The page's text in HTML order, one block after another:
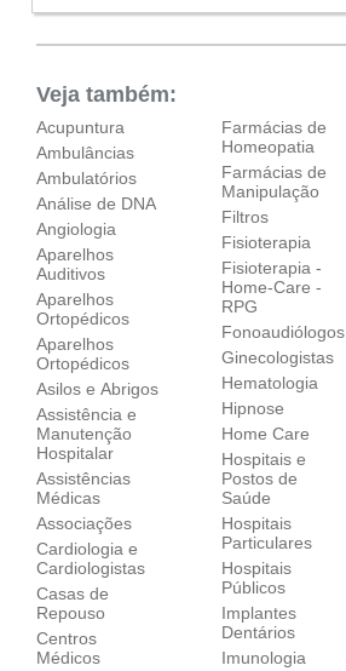
Veja também:
Acupuntura
Ambulâncias
Ambulatórios
Análise de DNA
Angiologia
Aparelhos
Auditivos
Aparelhos
Ortopédicos‎
Aparelhos
Ortopédicos‎
Asilos e Abrigos
Assistência e
Manutenção
Hospitalar
Assistências
Médicas
Associações
Cardiologia e
Cardiologistas
Casas de
Repouso
Centros
Médicos
Farmácias de
Homeopatia
Farmácias de
Manipulação
Filtros
Fisioterapia
Fisioterapia -
Home-Care -
RPG
Fonoaudiólogos
Ginecologistas
Hematologia
Hipnose
Home Care
Hospitais e
Postos de
Saúde
Hospitais
Particulares
Hospitais
Públicos
Implantes
Dentários
Imunologia